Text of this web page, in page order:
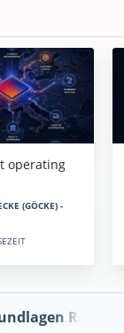
operating
(GÖCKE) -
Rein…